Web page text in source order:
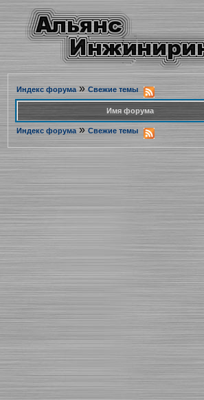
Индекс форума» Свежие темы
Имя форума
Индекс форума » Свежие темы